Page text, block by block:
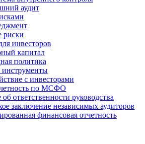
аудит
риски
инвесторов
капитал
политика
с инвеcторами
по МСФО
об ответственности руководства
заключение независимых аудиторов
финансовая отчетность